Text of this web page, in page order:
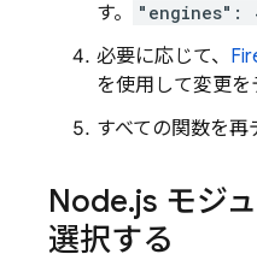
す。
"engines":
必要に応じて、
を使用して変更を
すべての関数を再
Node.js モジ
選択する